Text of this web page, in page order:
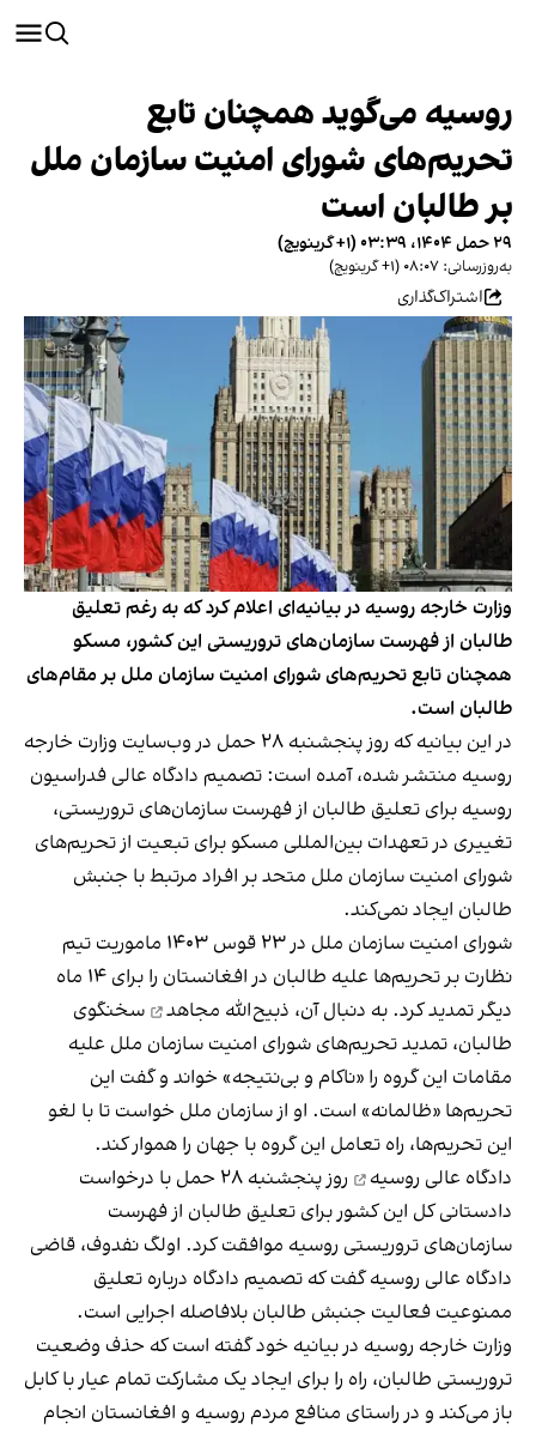
روسیه می‌گوید همچنان تابع
تحریم‌های شورای امنیت سازمان ملل
بر طالبان است
۲۹ حمل ۱۴۰۴، ۰۳:۳۹ (‎+۱ گرینویچ)
به‌روزرسانی: ۰۸:۰۷ (‎+۱ گرینویچ)
اشتراک‌گذاری
وزارت خارجه روسیه در بیانیه‌ای اعلام کرد که به رغم تعلیق
طالبان از فهرست سازمان‌های تروریستی این کشور، مسکو
همچنان تابع تحریم‌های شورای امنیت سازمان ملل بر مقام‌های
طالبان است.
در این بیانیه که روز پنجشنبه ۲۸ حمل در وب‌سایت وزارت خارجه
روسیه منتشر شده، آمده است: تصمیم دادگاه عالی فدراسیون
روسیه برای تعلیق طالبان از فهرست سازمان‌های تروریستی،
تغییری در تعهدات بین‌المللی مسکو برای تبعیت از تحریم‌های
شورای امنیت سازمان ملل متحد بر افراد مرتبط با جنبش
طالبان ایجاد نمی‌کند.
شورای امنیت سازمان ملل در ۲۳ قوس ۱۴۰۳ ماموریت تیم
نظارت بر تحریم‌ها علیه طالبان در افغانستان را برای ۱۴ ماه
دیگر تمدید کرد. به دنبال آن، ذبیح‌الله مجاهد
سخنگوی
طالبان، تمدید تحریم‌های شورای امنیت سازمان ملل علیه
مقامات این گروه را «ناکام و بی‌نتیجه» خواند و گفت این
تحریم‌ها «ظالمانه» است. او از سازمان ملل خواست تا با لغو
این تحریم‌ها، راه تعامل این گروه با جهان را هموار کند.
دادگاه عالی روسیه
روز پنجشنبه ۲۸ حمل با درخواست
دادستانی کل این کشور برای تعلیق طالبان از فهرست
سازمان‌های تروریستی روسیه موافقت کرد. اولگ نفدوف، قاضی
دادگاه عالی روسیه گفت که تصمیم دادگاه درباره تعلیق
ممنوعیت فعالیت جنبش طالبان بلافاصله اجرایی است.
وزارت خارجه روسیه در بیانیه خود گفته است که حذف وضعیت
تروریستی طالبان، راه را برای ایجاد یک مشارکت تمام عیار با کابل
باز می‌کند و در راستای منافع مردم روسیه و افغانستان انجام